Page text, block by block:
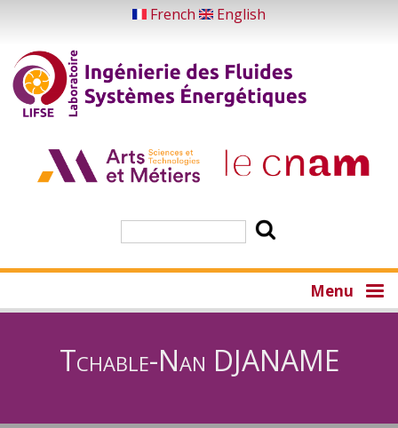
contenu
principal
French English
Menu
Tchable-Nan DJANAME